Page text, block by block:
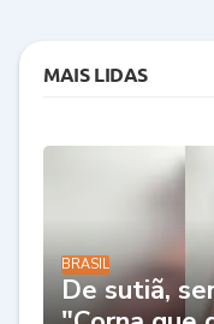
MAIS LIDAS
BRASIL
De sutiã,